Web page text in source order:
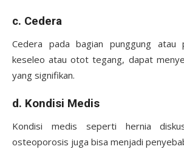
c. Cedera
Cedera pada bagian punggung atau
keseleo atau otot tegang, dapat
yang signifikan.
d. Kondisi Medis
Kondisi medis seperti hernia
osteoporosis juga bisa menjadi